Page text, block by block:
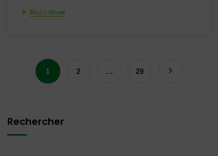
Read More
1 2 … 29
Rechercher